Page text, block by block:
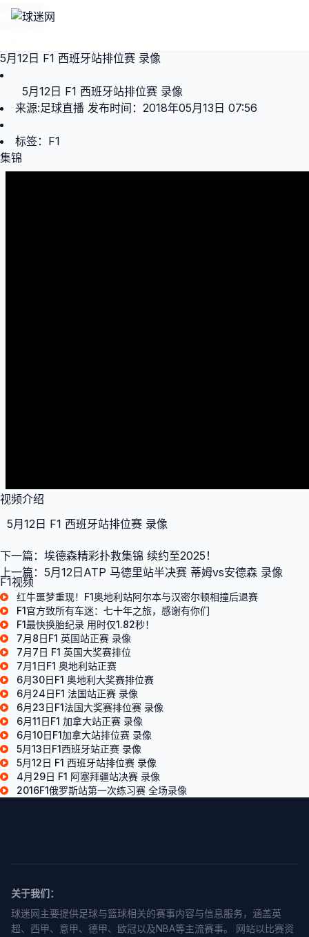
您的位置：
体育视频
5月12日 F1 西班牙站排位赛 录像
5月12日 F1 西班牙站排位赛 录像
来源:足球直播 发布时间：2018年05月13日 07:56
标签： F1
集锦
视频介绍
5月12日 F1 西班牙站排位赛 录像
下一篇： 埃德森精彩扑救集锦 续约至2025！
上一篇： 5月12日ATP 马德里站半决赛 蒂姆vs安德森 录像
F1视频
红牛噩梦重现！F1奥地利站阿尔本与汉密尔顿相撞后退赛
F1官方致所有车迷：七十年之旅，感谢有你们
F1最快换胎纪录 用时仅1.82秒！
7月8日F1 英国站正赛 录像
7月7日 F1 英国大奖赛排位
7月1日F1 奥地利站正赛
6月30日F1 奥地利大奖赛排位赛
6月24日F1 法国站正赛 录像
6月23日F1法国大奖赛排位赛 录像
6月11日F1 加拿大站正赛 录像
6月10日F1加拿大站排位赛 录像
5月13日F1西班牙站正赛 录像
5月12日 F1 西班牙站排位赛 录像
4月29日 F1 阿塞拜疆站决赛 录像
2016F1俄罗斯站第一次练习赛 全场录像
关于我们：
球迷网主要提供足球与篮球相关的赛事内容与信息服务，涵盖英
超、西甲、意甲、德甲、欧冠以及NBA等主流赛事。 网站以比赛资